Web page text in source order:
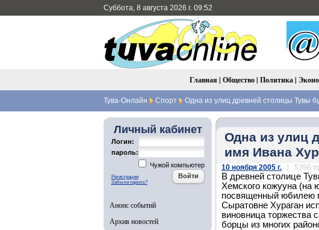
Суббота, 8 августа 2026 г. 09:52
Главная | Общество| Политика|
Тува-Онлайн Спорт Одна из улиц древней столицы Тувы
Личный кабинет
Логин:
пароль:
Чужой компьютер
Регистрация
Забыли пароль?
Анонс событий
Архив новостей
Одна из улиц
имя Ивана
10 ноября 2005 г. | 5396
В древней столице
Хемского кожууна (на
посвященный юбилею
Сыратовне Хураган
виновница торжества
борцы из многих